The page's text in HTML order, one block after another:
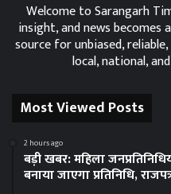
Welcome to Sarangarh
insight, and news becomes
source for unbiased,
local, national,
Most Viewed Posts
2 hours ago
बड़ी खबर: महिला
बनाया जाएगा प्रतिनिधि,